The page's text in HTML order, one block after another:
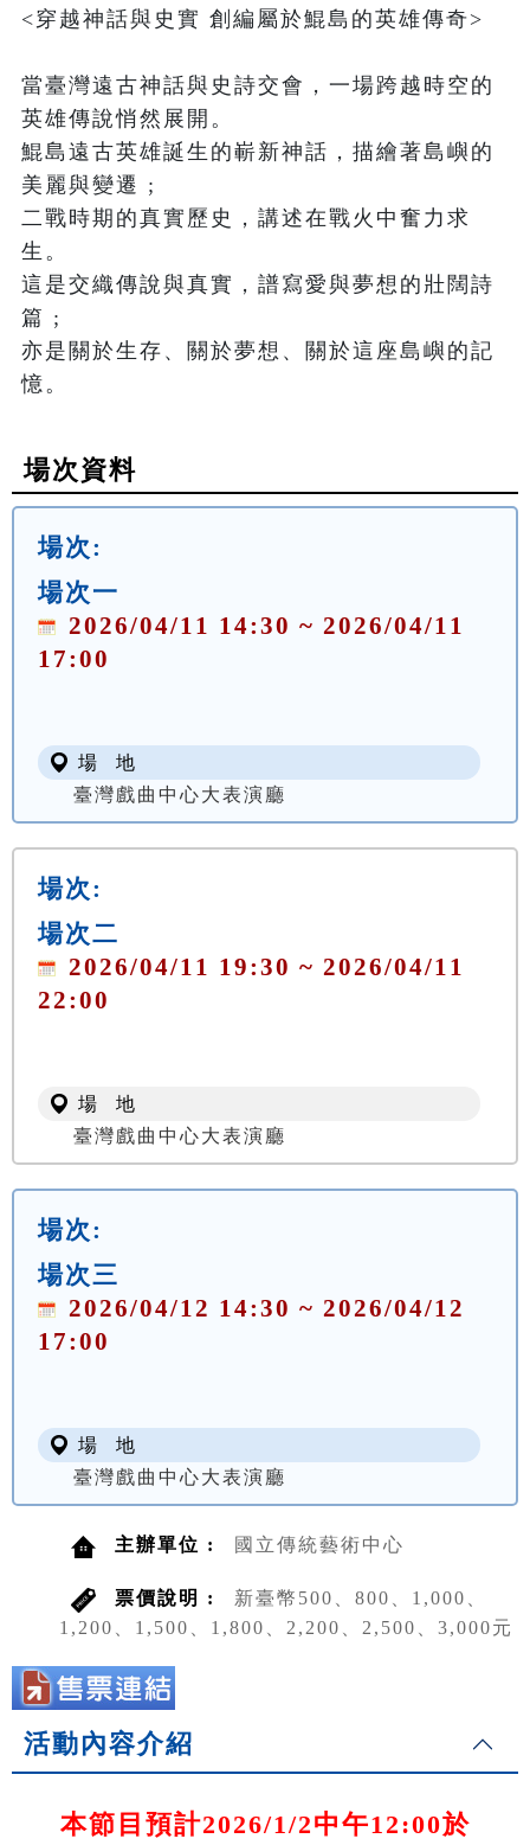
<穿越神話與史實 創編屬於鯤島的英雄傳奇>
當臺灣遠古神話與史詩交會，一場跨越時空的
英雄傳說悄然展開。
鯤島遠古英雄誕生的嶄新神話，描繪著島嶼的
美麗與變遷 ;
二戰時期的真實歷史，講述在戰火中奮力求
生。
這是交織傳說與真實，譜寫愛與夢想的壯闊詩
篇 ;
亦是關於生存、關於夢想、關於這座島嶼的記
場次資料
場次:
場次一
2026/04/11 14:30 ~ 2026/04/11
17:00
場 地
臺灣戲曲中心大表演廳
場次:
場次二
2026/04/11 19:30 ~ 2026/04/11
22:00
場 地
臺灣戲曲中心大表演廳
場次:
場次三
2026/04/12 14:30 ~ 2026/04/12
17:00
場 地
臺灣戲曲中心大表演廳
主辦單位 : 國立傳統藝術中心
票價說明 :
新臺幣500、800、1,000、
1,200、1,500、1,800、2,200、2,500、3,000元
活動內容介紹
本節目預計2026/1/2中午12:00於